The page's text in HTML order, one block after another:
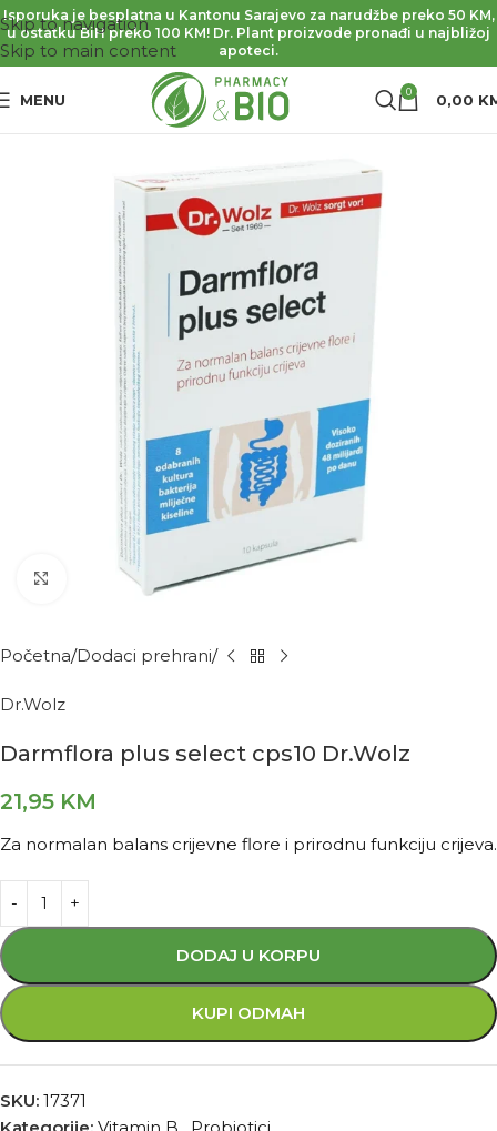
Skip to navigation
Skip to main content
Isporuka je besplatna u Kantonu Sarajevo za narudžbe preko 50 KM,
u ostatku BiH preko 100 KM! Dr. Plant proizvode pronađi u najbližoj
apoteci.
MENU 0 0,00
Kliknite za povećanje
Početna Dodaci prehrani
Dr.Wolz
Darmflora plus select cps10 Dr.Wolz
21,95 KM
Za normalan balans crijevne flore i prirodnu funkciju crijeva.
DODAJ U KORPU
KUPI ODMAH
SKU: 17371